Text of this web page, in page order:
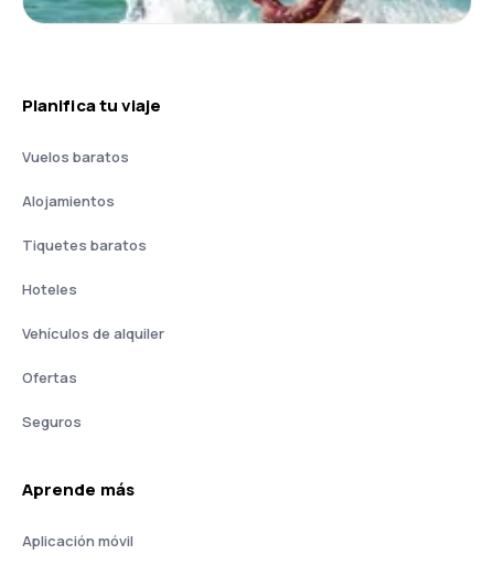
Planifica tu viaje
Vuelos baratos
Alojamientos
Tiquetes baratos
Hoteles
Vehículos de alquiler
Ofertas
Seguros
Aprende más
Aplicación móvil